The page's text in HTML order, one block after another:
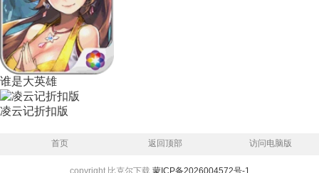
谁是大英雄
凌云记折扣版
首页 返回顶部 访问电脑版
copyright 比克尔下载 蒙ICP备2026004572号-1